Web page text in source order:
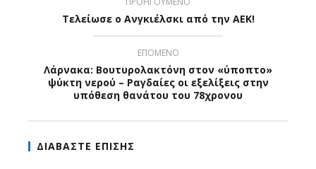
Τελείωσε ο Ανγκιέλσκι από την ΑΕΚ!
ΕΠΟΜΕΝΟ
Λάρνακα: Bουτυρολακτόνη στον «ύποπτο»
ψύκτη νερού – Ραγδαίες οι εξελίξεις στην
υπόθεση θανάτου του 78χρονου
ΔΙΑΒΑΣΤΕ ΕΠΙΣΗΣ